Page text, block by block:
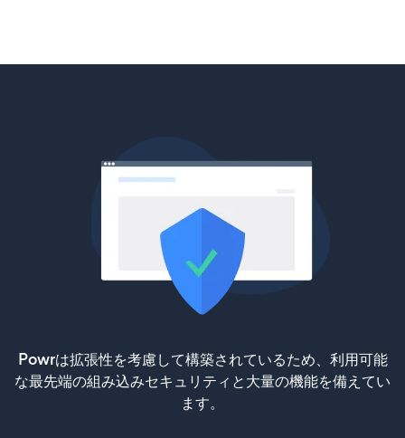
Powrは拡張性を考慮して構築されているため、利用可能
な最先端の組み込みセキュリティと大量の機能を備えてい
ます。